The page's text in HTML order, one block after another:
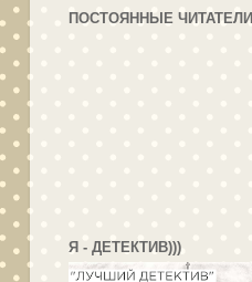
ПОСТОЯННЫЕ ЧИТАТЕЛИ
Я - ДЕТЕКТИВ)))